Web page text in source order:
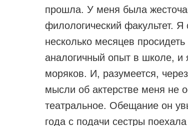
прошла. У меня была
филологический факультет.
несколько месяцев
аналогичный опыт в школе, и
моряков. И, разумеется,
мысли об актерстве меня не
театральное. Обещание он
года с подачи сестры